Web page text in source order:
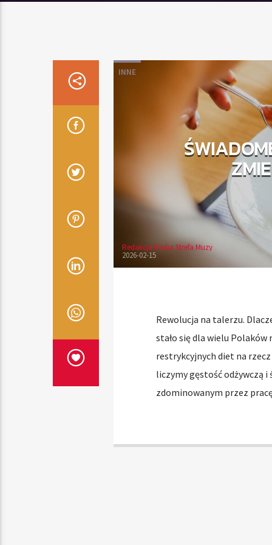
INNE
Redakcja Radia Strefa Muzy
2026-02-15
Rewolucja na talerzu.
stało się dla wielu Polaków
restrykcyjnych diet na
liczymy gęstość odżywczą i
zdominowanym przez